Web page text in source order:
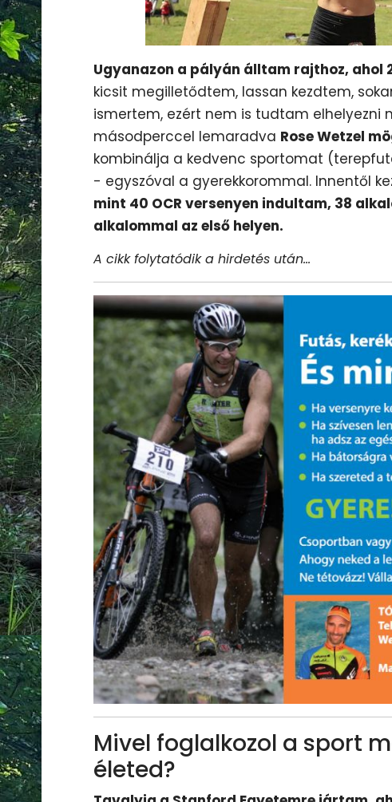
Ugyanazon a pályán álltam rajthoz, ahol
kicsit megilletődtem, lassan kezdtem,
ismertem, ezért nem is tudtam elhelyezni
másodperccel lemaradva Rose Wetzel
kombinálja a kedvenc sportomat
- egyszóval a gyerekkorommal. Innentől
mint 40 OCR versenyen indultam, 38
alkalommal az első helyen.
A cikk folytatódik a hirdetés után...
Mivel foglalkozol a sport
életed?